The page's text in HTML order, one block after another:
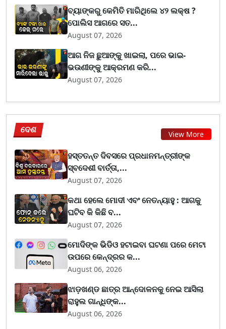
ବ୍ୟାଙ୍କରୁ କେମିତି ମାରିଥିଲେ ୪୨ ଲକ୍ଷ ?
ପୋଲିସ ଆଗରେ ସତ...
August 07, 2026
ଆଗ ନିଜ ଛୁଆଙ୍କୁ ଖାଇଲା, ପରେ ଭାଇ-
ଭଉଣୀଙ୍କୁ ଆକ୍ରମଣ କରି...
August 07, 2026
ଦେଶ View More
ହସ୍ତତନ୍ତ ଦିବସରେ ପ୍ରଧାନମନ୍ତ୍ରୀଙ୍କ
ସ୍ବଦେଶୀ ବାର୍ତ୍ତା,...
August 07, 2026
କଥା ହେଲେ ମୋଦୀ ଏବଂ ନେତନ୍ୟାହୁ : ଆଗକୁ
ଘଟିବ କି କିଛି ବ...
August 07, 2026
ମୋଦିଙ୍କ ଭିଡିଓ ହଟାଇବା ଘଟଣା ପରେ ମେଟା
ଉପରେ କେନ୍ଦ୍ରର କ...
August 06, 2026
ଝାଡ଼ଖଣ୍ଡ ଛାତ୍ର ଆନ୍ଦୋଳନକୁ ନେଇ ଆସିଲା
ରାହୁଲ ଗାନ୍ଧିଙ୍କ...
August 06, 2026